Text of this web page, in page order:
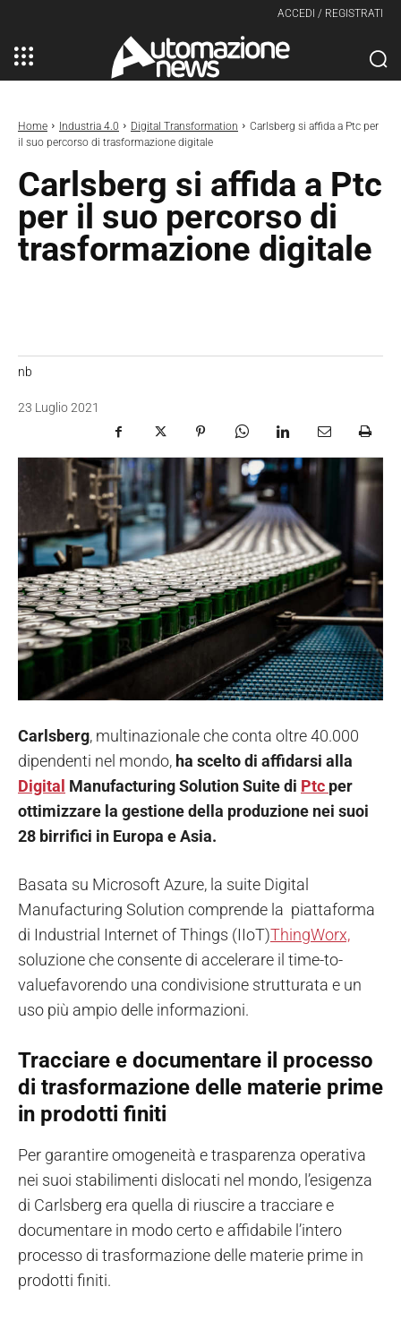
ACCEDI / REGISTRATI
Home Industria 4.0 Digital Transformation
Carlsberg si affida a Ptc per
il suo percorso di trasformazione digitale
Carlsberg si affida a Ptc
per il suo percorso di
trasformazione digitale
nb
23 Luglio 2021
Carlsberg, multinazionale che conta oltre 40.000
dipendenti nel mondo, ha scelto di affidarsi alla
Digital Manufacturing Solution Suite di Ptc per
ottimizzare la gestione della produzione nei suoi
28 birrifici in Europa e Asia.
Basata su Microsoft Azure, la suite Digital
Manufacturing Solution comprende la piattaforma
di Industrial Internet of Things (IIoT)ThingWorx,
soluzione che consente di accelerare il time-to-
valuefavorendo una condivisione strutturata e un
uso più ampio delle informazioni.
Tracciare e documentare il processo
di trasformazione delle materie prime
in prodotti finiti
Per garantire omogeneità e trasparenza operativa
nei suoi stabilimenti dislocati nel mondo, l’esigenza
di Carlsberg era quella di riuscire a tracciare e
documentare in modo certo e affidabile l’intero
processo di trasformazione delle materie prime in
prodotti finiti.